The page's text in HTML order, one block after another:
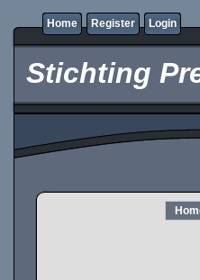
Home Register Login
Stichting